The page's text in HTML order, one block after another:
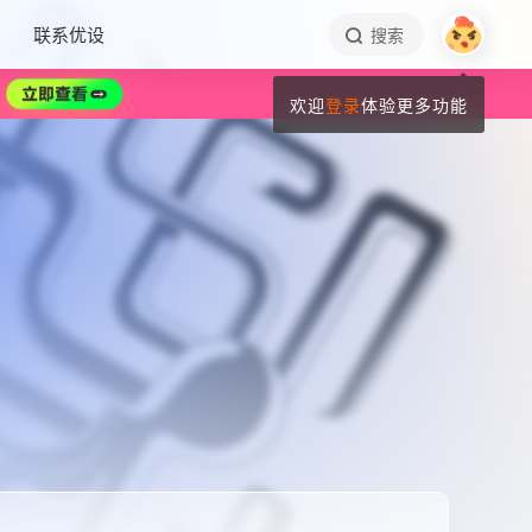
联系优设 搜索
欢迎登录体验更多功能